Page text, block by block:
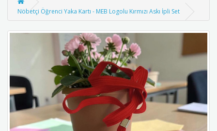
Nöbetçi Öğrenci Yaka Kartı - MEB Logolu Kırmızı Askı İpli Set